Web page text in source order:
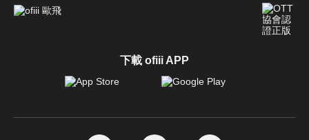
下載 ofiii APP